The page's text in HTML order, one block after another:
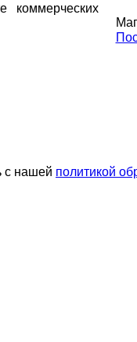
коммерческих
с нашей политикой